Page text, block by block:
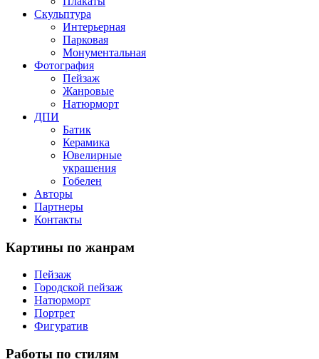
Скульптура
Интерьерная
Парковая
Монументальная
Фотография
Пейзаж
Жанровые
Натюрморт
ДПИ
Батик
Керамика
Ювелирные
украшения
Гобелен
Авторы
Партнеры
Контакты
Картины по жанрам
Пейзаж
Городской пейзаж
Натюрморт
Портрет
Фигуратив
Работы по стилям